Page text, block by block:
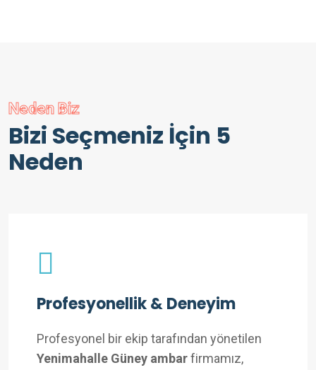
Neden Biz
Bizi Seçmeniz İçin 5
Neden
Profesyonellik & Deneyim
Profesyonel bir ekip tarafından yönetilen
Yenimahalle Güney ambarfirmamız,